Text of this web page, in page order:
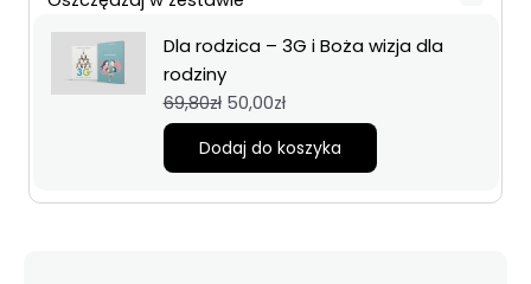
Dla rodzica – 3G i Boża wizja dla
rodziny
69,80zł Pierwotna
cena
wynosiła:
50,00złAktualna
cena
wynosi:
Dodaj do koszyka